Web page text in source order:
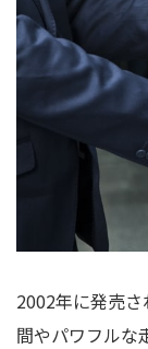
2002年に発売
間やパワフルな